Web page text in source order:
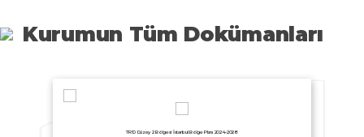
Kurumun Tüm Dokümanları
TR10 Düzey 2 Bölgesi İstanbul Bölge Planı 2024-2028